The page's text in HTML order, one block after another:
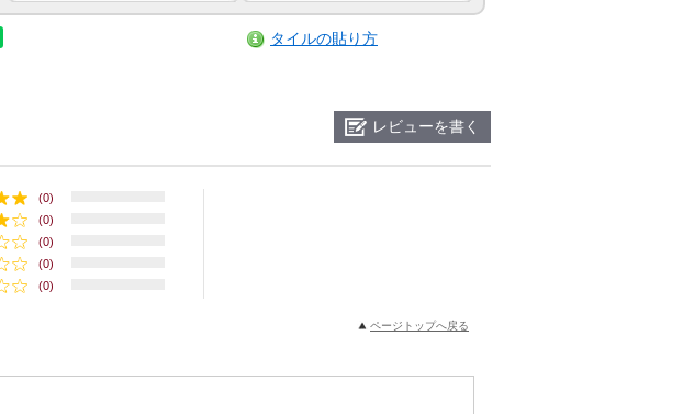
タイルの貼り方
レビューを書く
(0)
(0)
(0)
(0)
(0)
ページトップへ戻る